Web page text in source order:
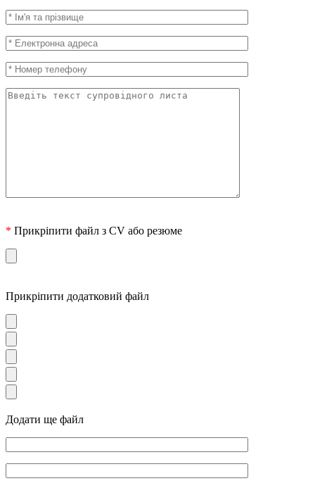
* Прикріпити файл з CV або резюме
Прикріпити додатковий файл
Додати ще файл